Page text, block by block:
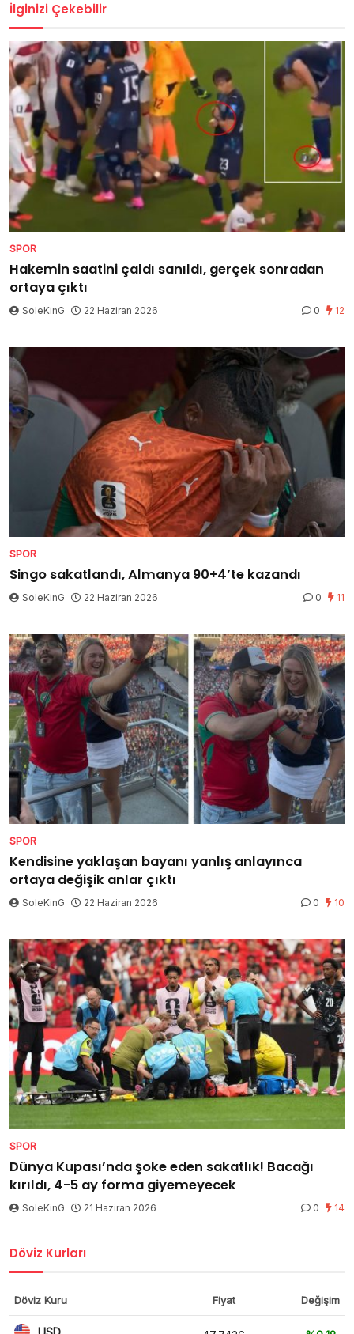
İlginizi Çekebilir
SPOR
Hakemin saatini çaldı sanıldı, gerçek sonradan
ortaya çıktı
SoleKinG 22 Haziran 2026 0 12
SPOR
Singo sakatlandı, Almanya 90+4’te kazandı
SoleKinG 22 Haziran 2026 0 11
SPOR
Kendisine yaklaşan bayanı yanlış anlayınca
ortaya değişik anlar çıktı
SoleKinG 22 Haziran 2026 0 10
SPOR
Dünya Kupası’nda şoke eden sakatlık! Bacağı
kırıldı, 4-5 ay forma giyemeyecek
SoleKinG 21 Haziran 2026 0 14
Döviz Kurları
Döviz Kuru Fiyat Değişim